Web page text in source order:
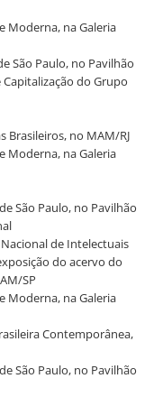
Moderna, na Galeria
São Paulo, no Pavilhão
do Grupo
Brasileiros, no MAM/RJ
Moderna, na Galeria
São Paulo, no Pavilhão
de Intelectuais
do acervo do
SP
Moderna, na Galeria
Contemporânea,
São Paulo, no Pavilhão